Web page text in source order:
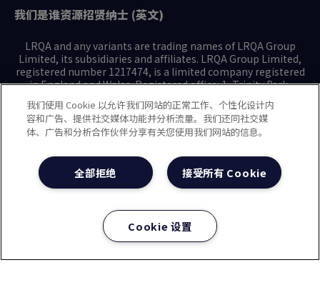
我们是谁资源招贤纳士 (英文)
LRQA and any variants are trading names of LRQA Group
Limited, its subsidiaries and affiliates. LRQA Group Limited,
registered number 1217474, is a limited company registered
in England and Wales. Registered office: 1, Trinity Park,
Bickenhill Lane, Birmingham B37 7ES. © 2025 LRQA Group
Limited.
治理方针(英文)沪ICP备2023029947号-1
沪公网安备31010102008508号
我们使用 Cookie 以允许我们网站的正常工作、个性化设计内
容和广告、提供社交媒体功能并分析流量。我们还同社交媒
体、广告和分析合作伙伴分享有关您使用我们网站的信息。
接受所有 Cookie
全部拒绝
Cookie 设置